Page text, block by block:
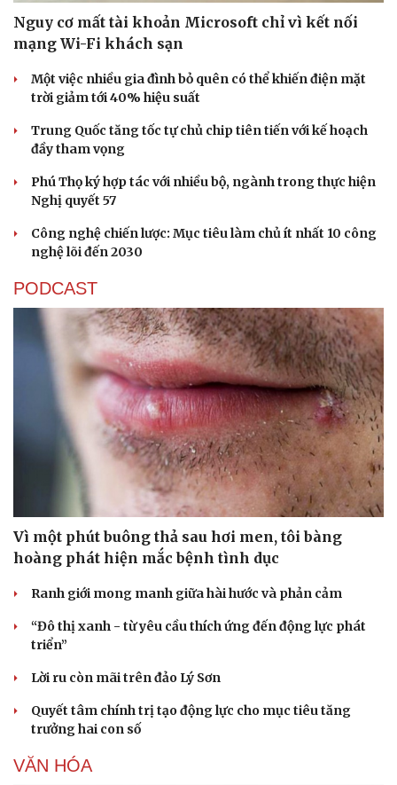
Sức khỏe
Dinh dưỡng - món ngon
Sản phụ khoa
Nhi khoa
Nam khoa
Làm đẹp - giảm cân
Phòng mạch online
Ăn sạch sống khỏe
Đời sống
Tình yêu - Gia đình
Nguy cơ mất tài khoản Microsoft chỉ vì kết nối
mạng Wi-Fi khách sạn
Một việc nhiều gia đình bỏ quên có thể khiến điện mặt
trời giảm tới 40% hiệu suất
Trung Quốc tăng tốc tự chủ chip tiên tiến với kế hoạch
đầy tham vọng
Phú Thọ ký hợp tác với nhiều bộ, ngành trong thực hiện
Nghị quyết 57
Công nghệ chiến lược: Mục tiêu làm chủ ít nhất 10 công
nghệ lõi đến 2030
PODCAST
Vì một phút buông thả sau hơi men, tôi bàng
hoàng phát hiện mắc bệnh tình dục
Ranh giới mong manh giữa hài hước và phản cảm
“Đô thị xanh - từ yêu cầu thích ứng đến động lực phát
triển”
Lời ru còn mãi trên đảo Lý Sơn
Quyết tâm chính trị tạo động lực cho mục tiêu tăng
trưởng hai con số
VĂN HÓA